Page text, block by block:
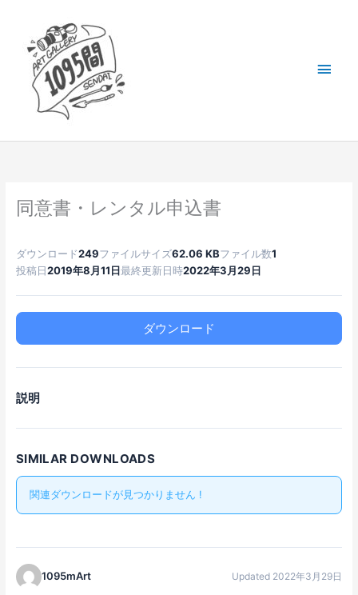
ン
ニ
同意書・レンタル申込書
ダウンロード249ファイルサイズ62.06 KBファイル数1
投稿日2019年8月11日最終更新日時2022年3月29日
ダウンロード
説明
SIMILAR DOWNLOADS
関連ダウンロードが見つかりません !
1095mArt Updated 2022年3月29日